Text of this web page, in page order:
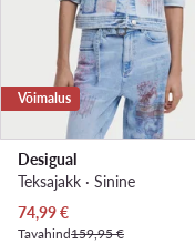
Võimalus
Desigual
Teksajakk · Sinine
Praegune hind
74,99€
Tavahind159,95 €